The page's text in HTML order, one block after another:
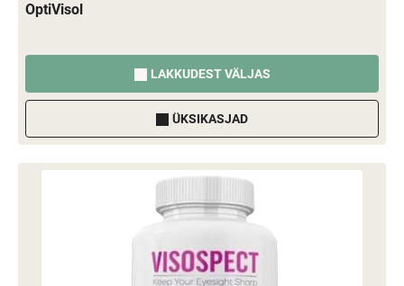
OptiVisol
LAKKUDEST VÄLJAS
ÜKSIKASJAD